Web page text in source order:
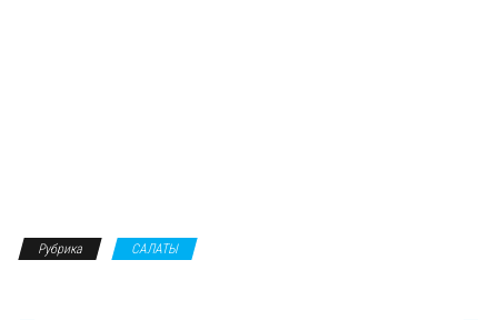
Рубрика САЛАТЫ